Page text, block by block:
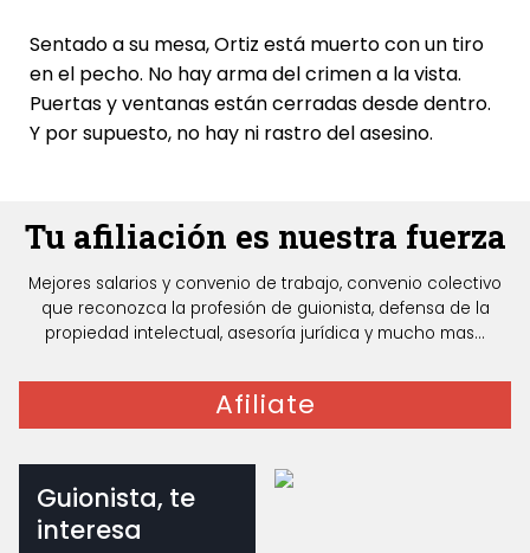
Sentado a su mesa, Ortiz está muerto con un tiro
en el pecho. No hay arma del crimen a la vista.
Puertas y ventanas están cerradas desde dentro.
Y por supuesto, no hay ni rastro del asesino.
Tu afiliación es nuestra fuerza
Mejores salarios y convenio de trabajo, convenio colectivo
que reconozca la profesión de guionista, defensa de la
propiedad intelectual, asesoría jurídica y mucho mas...
Afiliate
Guionista, te
interesa